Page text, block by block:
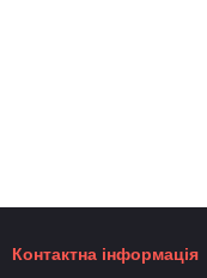
Контактна інформація